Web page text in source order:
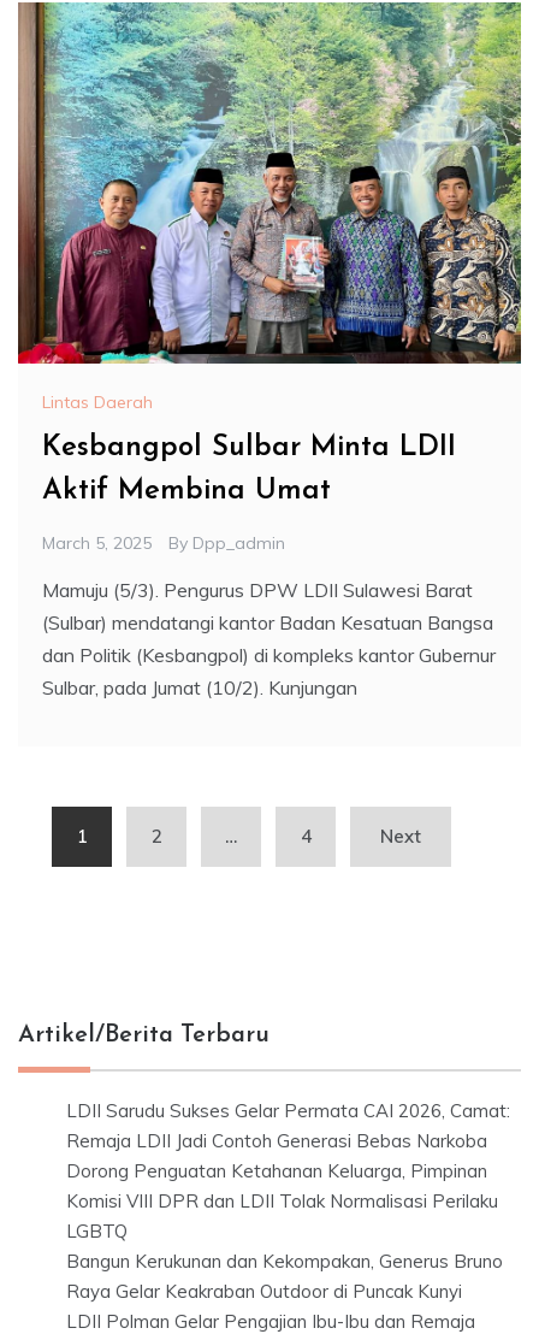
Lintas Daerah
Kesbangpol Sulbar Minta LDII
Aktif Membina Umat
March 5, 2025 By Dpp_admin
Mamuju (5/3). Pengurus DPW LDII Sulawesi Barat
(Sulbar) mendatangi kantor Badan Kesatuan Bangsa
dan Politik (Kesbangpol) di kompleks kantor Gubernur
Sulbar, pada Jumat (10/2). Kunjungan
pagination
1 2 … 4 Next
Artikel/Berita Terbaru
LDII Sarudu Sukses Gelar Permata CAI 2026, Camat:
Remaja LDII Jadi Contoh Generasi Bebas Narkoba
Dorong Penguatan Ketahanan Keluarga, Pimpinan
Komisi VIII DPR dan LDII Tolak Normalisasi Perilaku
LGBTQ
Bangun Kerukunan dan Kekompakan, Generus Bruno
Raya Gelar Keakraban Outdoor di Puncak Kunyi
LDII Polman Gelar Pengajian Ibu-Ibu dan Remaja